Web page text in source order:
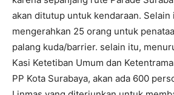
akan ditutup untuk kendaraan.
mengerahkan 25 orang untuk
palang kuda/barrier. selain itu,
Kasi Ketetiban Umum dan
PP Kota Surabaya, akan ada 600